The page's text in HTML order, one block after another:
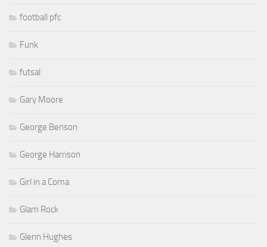
football pfc
Funk
futsal
Gary Moore
George Benson
George Harrison
Girl in a Coma
Glam Rock
Glenn Hughes